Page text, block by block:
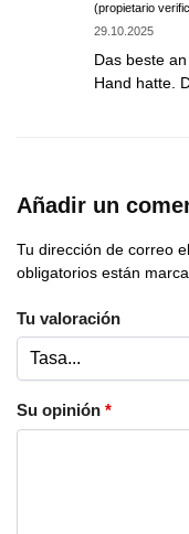
(propietario
29.10.2025
Das beste
Hand hatte.
Añadir un
Tu dirección de correo
obligatorios están
Tu valoración
Su opinión *